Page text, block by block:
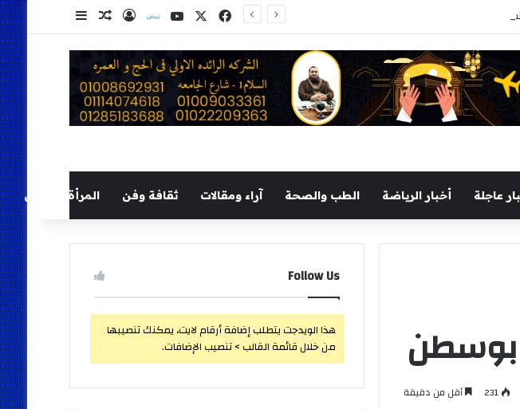
فيسبوك
‫X
‫YouTube
نلضتسجيل الدخول
مقال عشوائي
إضافة عمود
عاجلة أخبار الرياضة الطب والصحة آراء ومقالات ثقافة وفن المرأة والطفل
بوسطن
231 أقل من دقيقة
Follow Us
هذا الويدجت يتطلب إضافة أرقام لايت، يمكنك تنصيبها
من خلال قائمة القالب > تنصيب الإضافات.